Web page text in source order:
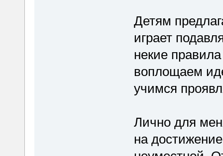
Детям
играет
некие
воплощаем
учимся
Лично для
на